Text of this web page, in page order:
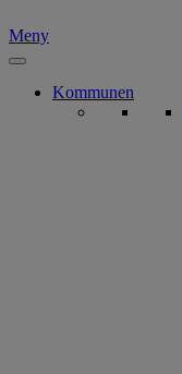
Meny
Kommunen